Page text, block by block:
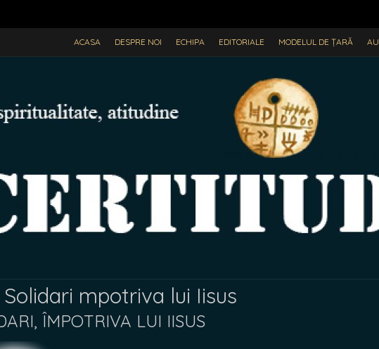
ACASA DESPRE NOI ECHIPA EDITORIALE MODELUL DE ȚARĂ
Solidari mpotriva lui Iisus
ÎMPOTRIVA LUI IISUS